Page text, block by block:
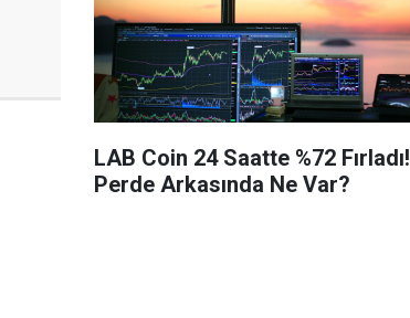
LAB Coin 24 Saatte %72 Fırladı!
Perde Arkasında Ne Var?